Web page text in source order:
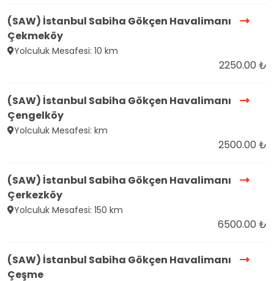
(SAW) İstanbul Sabiha Gökçen Havalimanı
Çekmeköy
Yolculuk Mesafesi: 10 km
2250.00 ₺
(SAW) İstanbul Sabiha Gökçen Havalimanı
Çengelköy
Yolculuk Mesafesi: km
2500.00 ₺
(SAW) İstanbul Sabiha Gökçen Havalimanı
Çerkezköy
Yolculuk Mesafesi: 150 km
6500.00 ₺
(SAW) İstanbul Sabiha Gökçen Havalimanı
Çeşme